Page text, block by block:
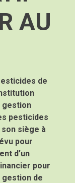
AU
de
gestion
pesticides
son siège à
pour
d’un
pour
de